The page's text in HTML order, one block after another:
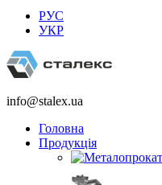
РУС
УКР
info@stalex.ua
Головна
Продукція